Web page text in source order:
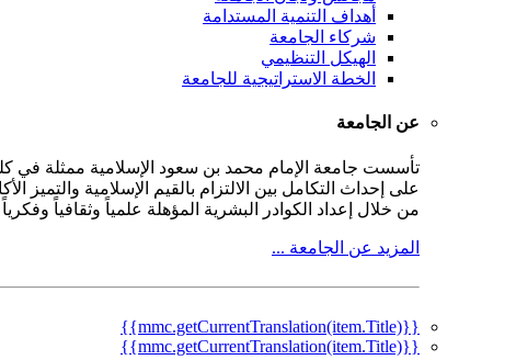
أهداف التنمية المستدامة
شركاء الجامعة
الهيكل التنظيمي
الخطة الاستراتيجية للجامعة
عن الجامعة
على إحداث التكامل بين الالتزام بالقيم الإسلامية
من خلال إعداد الكوادر البشرية المؤهلة علمياً وثقافياً
المزيد عن الجامعة ...
{{mmc.getCurrentTranslation(item.Title)}}
{{mmc.getCurrentTranslation(item.Title)}}